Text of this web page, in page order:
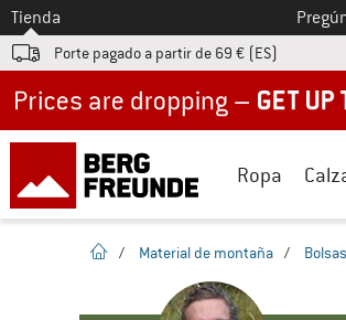
A la
Tienda
Porte pagado a partir de 69 € (ES)
Ropa
la pagina de inicio
/ Material de montaña / Bolsas